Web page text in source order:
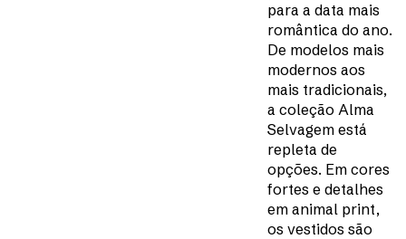
para a data mais
romântica do ano.
De modelos mais
modernos aos
mais tradicionais,
a coleção Alma
Selvagem está
repleta de
opções. Em cores
fortes e detalhes
em animal print,
os vestidos são